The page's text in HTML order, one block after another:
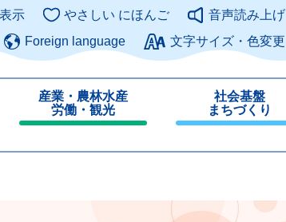
このページの本文へ
示 やさしい にほんご
音声読み上げ
Foreign language
文字サイズ・色変更
産業・農林水産
労働・観光
じ
社会基盤
まちづくり
じ